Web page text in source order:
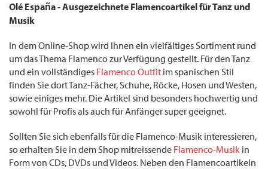
Olé España - Ausgezeichnete Flamencoartikel für Tanz und
Musik
In dem Online-Shop wird Ihnen ein vielfältiges Sortiment rund
um das Thema Flamenco zur Verfügung gestellt. Für den Tanz
und ein vollständiges Flamenco Outfit im spanischen Stil
finden Sie dort Tanz-Fächer, Schuhe, Röcke, Hosen und Westen,
sowie einiges mehr. Die Artikel sind besonders hochwertig und
sowohl für Profis als auch für Anfänger super geeignet.
Sollten Sie sich ebenfalls für die Flamenco-Musik interessieren,
so erhalten Sie in dem Shop mitreissende Flamenco-Musik in
Form von CDs, DVDs und Videos. Neben den Flamencoartikeln